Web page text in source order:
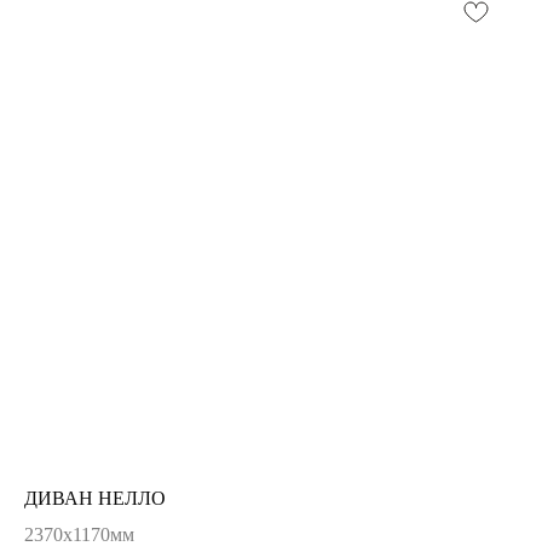
ДИВАН НЕЛЛО
2370х1170мм